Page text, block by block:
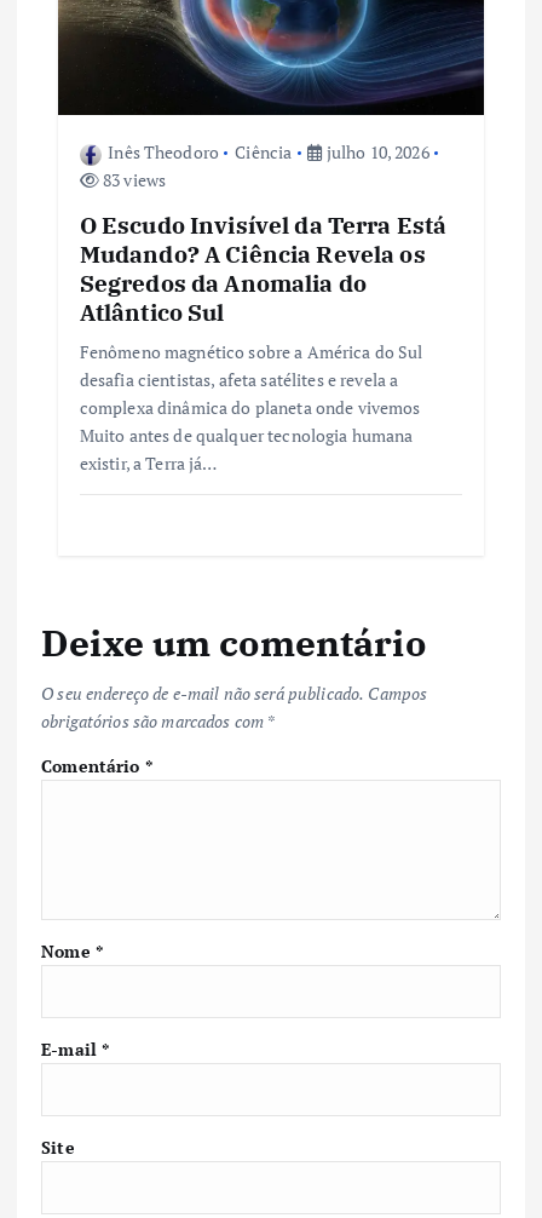
Inês Theodoro Ciência
julho 10, 2026
83 views
O Escudo Invisível da Terra Está
Mudando? A Ciência Revela os
Segredos da Anomalia do
Atlântico Sul
Fenômeno magnético sobre a América do Sul
desafia cientistas, afeta satélites e revela a
complexa dinâmica do planeta onde vivemos
Muito antes de qualquer tecnologia humana
existir, a Terra já…
Deixe um comentário
O seu endereço de e-mail não será publicado. Campos
obrigatórios são marcados com *
Comentário *
Nome *
E-mail*
Site